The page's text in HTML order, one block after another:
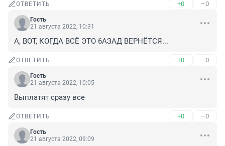
ОТВЕТИТЬ +0 –0
Гость
21 августа 2022, 10:31
А, ВОТ, КОГДА ВСЁ ЭТО 6АЗАД ВЕРНЁТСЯ...
ОТВЕТИТЬ +0 –0
Гость
21 августа 2022, 10:05
Выплатят сразу все
ОТВЕТИТЬ +0 –0
Гость
21 августа 2022, 09:09